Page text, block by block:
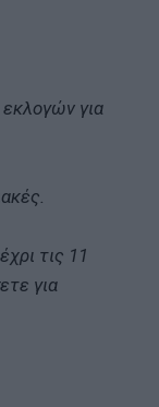
για
τις 11
για